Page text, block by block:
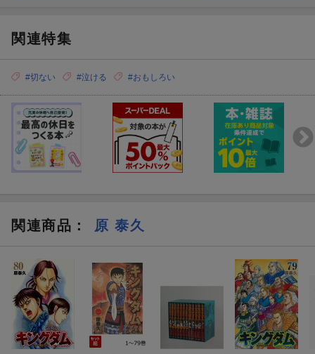
関連特集
#切ない #泣ける #おもしろい
関連商品 ： 原 泰久